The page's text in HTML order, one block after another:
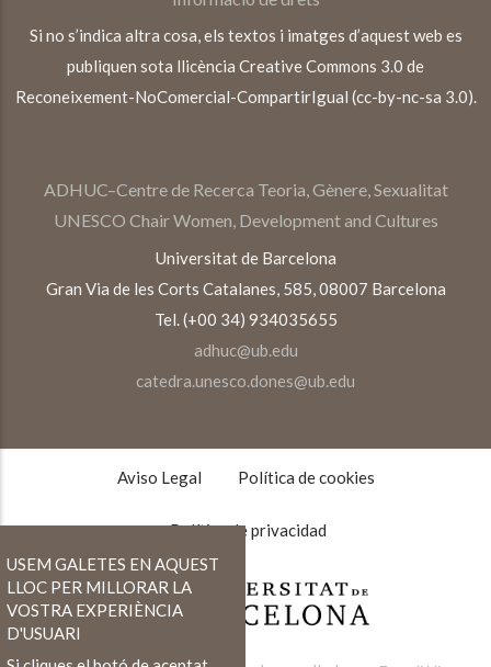
Si no s’indica altra cosa, els textos i imatges d’aquest web es
publiquen sota llicència Creative Commons 3.0 de
Reconeixement-NoComercial-CompartirIgual (cc-by-nc-sa 3.0).
ADHUC–Centre de Recerca Teoria, Gènere, Sexualitat
UNESCO Chair Women, Development and Cultures
Universitat de Barcelona
Gran Via de les Corts Catalanes, 585, 08007 Barcelona
Tel. (+00 34) 934035655
adhuc@ub.edu
catedra.unesco.dones@ub.edu
TEXTOS
Aviso Legal Política de cookies
Política de privacidad
USEM GALETES EN AQUEST
LLOC PER MILLORAR LA
VOSTRA EXPERIÈNCIA
D'USUARI